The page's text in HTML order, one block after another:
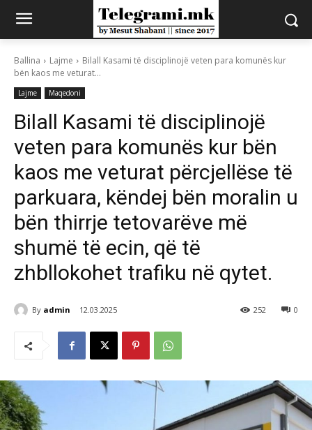
Ballina Lajme
Bilall Kasami të disciplinojë veten para komunës kur
bën kaos me veturat...
Lajme Maqedoni
Bilall Kasami të disciplinojë
veten para komunës kur bën
kaos me veturat përcjellëse të
parkuara, këndej bën moralin u
bën thirrje tetovarëve më
shumë të ecin, që të
zhbllokohet trafiku në qytet.
By admin 12.03.2025 0
252